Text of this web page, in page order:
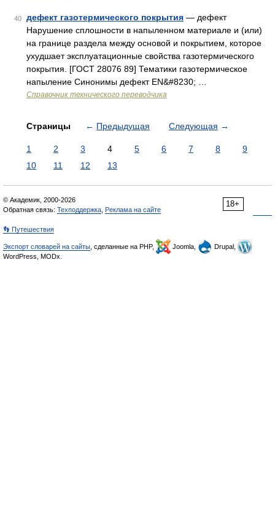
40 дефект газотермического покрытия — дефект
Нарушение сплошности в напыленном материале и (или)
на границе раздела между основой и покрытием, которое
ухудшает эксплуатационные свойства газотермического
покрытия. [ГОСТ 28076 89] Тематики газотермическое
напыление Синонимы дефект EN&#8230; …
Справочник технического переводчика
Страницы ← Предыдущая Следующая →
1 2 3 4 5 6 7 8
9
10
11 12 13
18+
© Академик, 2000-2026
Обратная связь: Техподдержка Реклама на сайте
👣 Путешествия
Экспорт словарей на сайты , сделанные на PHP, Joomla,
Drupal,
WordPress, MODx.